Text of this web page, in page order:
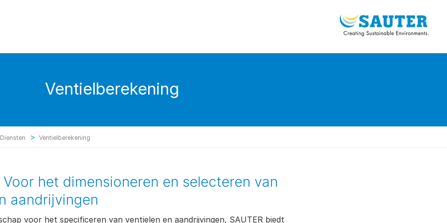
Ventielberekening
Diensten > Ventielberekening
Voor het dimensioneren en selecteren van
aandrijvingen
voor het specificeren van ventielen en aandrijvingen, SAUTER biedt